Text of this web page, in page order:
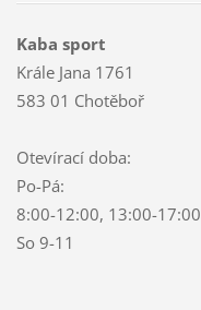
Kaba sport
Krále Jana 1761
583 01 Chotěboř
Otevírací doba:
Po-Pá:
8:00-12:00, 13:00-17:00
So 9-11